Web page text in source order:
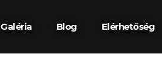
Galéria Blog Elérhetőség